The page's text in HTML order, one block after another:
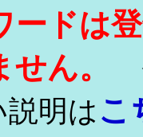
ードは
ん。
明はこ